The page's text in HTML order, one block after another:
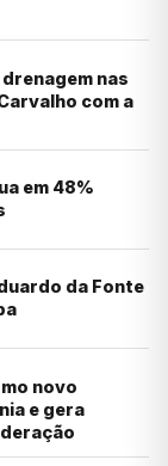
nas
com a
em 48%
da Fonte
novo
e gera